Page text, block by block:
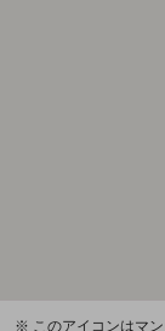
※ このアイコンはマ